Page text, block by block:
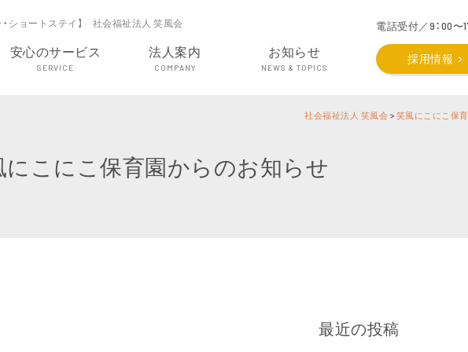
ショートステイ】 社会福祉法人 笑風会
安心のサービス
SERVICE
法人案内
COMPANY
お知らせ
NEWS & TOPICS
電話受付／9：00〜
採用情報
社会福祉法人 笑風会 > 笑風にこにこ保
にこにこ保育園からのお知らせ
最近の投稿